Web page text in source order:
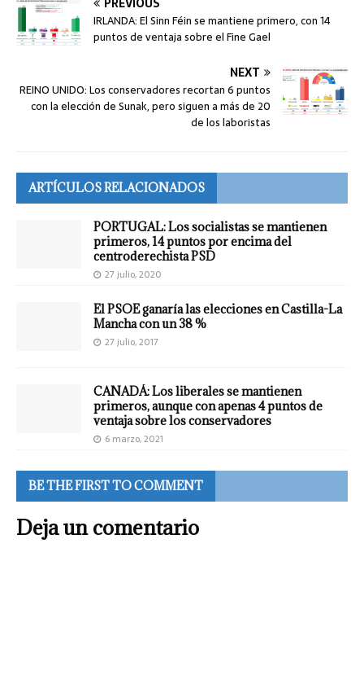
IRLANDA: El Sinn Féin se mantiene primero, con 14
puntos de ventaja sobre el Fine Gael
NEXT
REINO UNIDO: Los conservadores recortan 6 puntos
con la elección de Sunak, pero siguen a más de 20
de los laboristas
ARTÍCULOS RELACIONADOS
PORTUGAL: Los socialistas se mantienen
primeros, 14 puntos por encima del
centroderechista PSD
27 julio, 2020
El PSOE ganaría las elecciones en Castilla-La
Mancha con un 38 %
27 julio, 2017
CANADÁ: Los liberales se mantienen
primeros, aunque con apenas 4 puntos de
ventaja sobre los conservadores
6 marzo, 2021
BE THE FIRST TO COMMENT
Deja un comentario